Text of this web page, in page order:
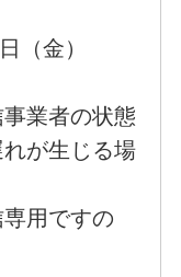
（金）
業者の状態
が生じる場
用ですの